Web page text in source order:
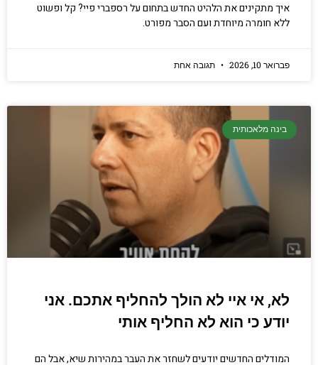
איך מתקינים את הלהיט החדש בתחום על רספברי פיי? קל ופשוט
ללא חומרה מיוחדת ועם הסבר מפורט.
פברואר 10, 2026 תגובה אחת
בינה מלאכותית
לא, אי איי לא הולך להחליף אתכם. אני
יודע כי הוא לא החליף אותי
המודלים החדשים יודעים לשחזר את העבר במהירות שיא, אבל הם